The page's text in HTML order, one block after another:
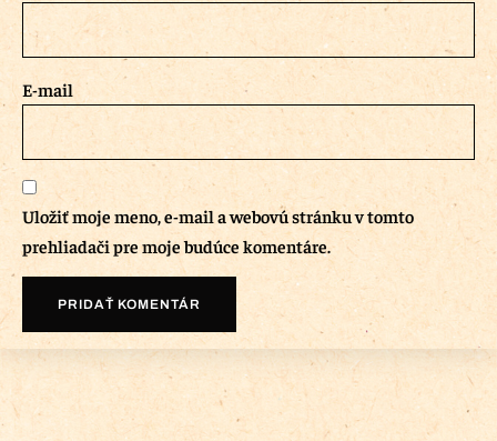
E-mail
Uložiť moje meno, e-mail a webovú stránku v tomto
prehliadači pre moje budúce komentáre.